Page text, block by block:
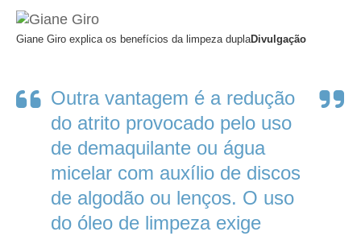
Giane Giro explica os benefícios da limpeza duplaDivulgação
Outra vantagem é a redução
do atrito provocado pelo uso
de demaquilante ou água
micelar com auxílio de discos
de algodão ou lenços. O uso
do óleo de limpeza exige